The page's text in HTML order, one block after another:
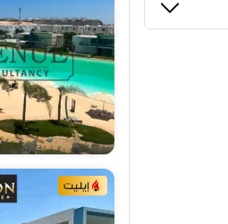
إيليت